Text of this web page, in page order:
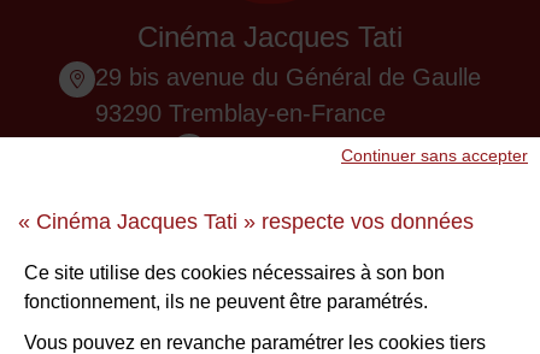
« Cinéma Jacques Tati » respecte vos données
Ce site utilise des cookies nécessaires à son bon
fonctionnement, ils ne peuvent être paramétrés.
Vous pouvez en revanche paramétrer les cookies tiers
Continuer sans accepter
Cinéma Jacques Tati
29 bis avenue du Général de Gaulle
93290 Tremblay-en-France
01 48 61 87 55
Ne ratez aucune infos !